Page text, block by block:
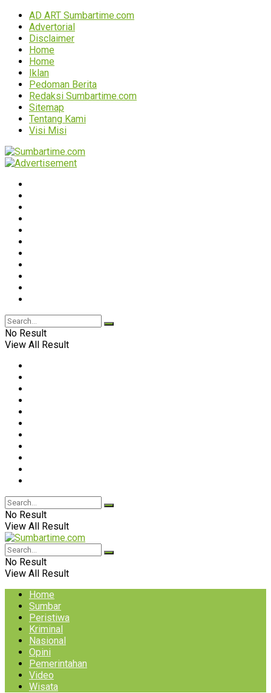
AD ART Sumbartime.com
Advertorial
Disclaimer
Home
Home
Iklan
Pedoman Berita
Redaksi Sumbartime.com
Sitemap
Tentang Kami
Visi Misi
No Result
View All Result
No Result
View All Result
No Result
View All Result
Home
Sumbar
Peristiwa
Kriminal
Nasional
Opini
Pemerintahan
Video
Wisata